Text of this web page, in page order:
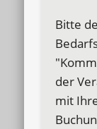
Bitte
der
mit